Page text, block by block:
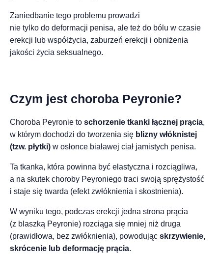
Zaniedbanie tego problemu prowadzi
nie tylko do deformacji penisa, ale też do bólu w czasie
erekcji lub współżycia, zaburzeń erekcji i obniżenia
jakości życia seksualnego.
Czym jest choroba Peyronie?
Choroba Peyronie to schorzenie tkanki łącznej prącia,
w którym dochodzi do tworzenia się blizny włóknistej
(tzw. płytki) w osłonce białawej ciał jamistych penisa.
Ta tkanka, która powinna być elastyczna i rozciągliwa,
a na skutek choroby Peyroniego traci swoją sprężystość
i staje się twarda (efekt zwłóknienia i skostnienia).
W wyniku tego, podczas erekcji jedna strona prącia
(z blaszką Peyronie) rozciąga się mniej niż druga
(prawidłowa, bez zwłóknienia), powodując skrzywienie,
skrócenie lub deformację prącia.